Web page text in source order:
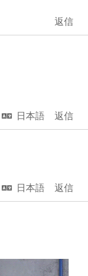
返信
日本語
返信
日本語 返信